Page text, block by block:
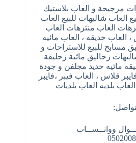
مرجيحة و العاب بلاستيك
العاب شاليهات للبيع العاب
العاب منتزهات العاب
، العاب حديقه ، العاب مائيه
مسابح للبيع للاستراحات و
زحاليق مائية زحليقة
مائيه حديد مجلفن و جودة
قلاس ، العاب فيبر ،فايبر
بلديه العاب بلديات
وواتــســاب